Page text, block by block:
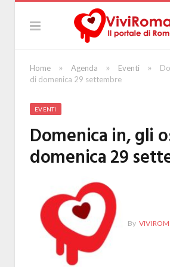
Home » Agenda » Eventi »
di domenica 29 settembre
EVENTI
Domenica in, gli
domenica 29
By